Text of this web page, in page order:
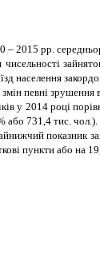
– 2015 рр.
населення
певні зрушення
у 2014 році
або 731,4 тис. чол.).
показник
пункти або на